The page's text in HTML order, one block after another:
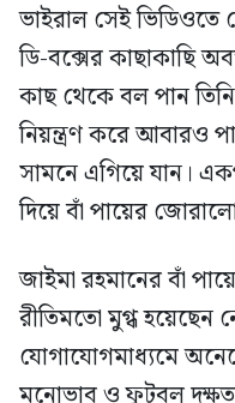
ভাইরাল সেই ভিডিওতে
ডি-বক্সের কাছাকাছি
কাছ থেকে বল পান
নিয়ন্ত্রণ করে আবারও
সামনে এগিয়ে যান।
দিয়ে বাঁ পায়ের
জাইমা রহমানের বাঁ
রীতিমতো মুগ্ধ হয়েছেন
যোগাযোগমাধ্যমে